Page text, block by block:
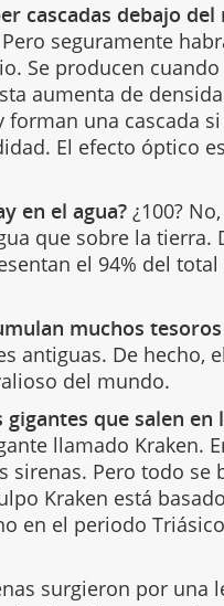
cascadas debajo del
seguramente
Se producen
aumenta de
forman una cascada
El efecto óptico
en el agua? ¿100?
que sobre la tierra.
el 94% del
muchos
antiguas. De hecho,
del mundo.
gigantes que salen
llamado Kraken.
sirenas. Pero todo se
Kraken está
en el periodo
surgieron por una